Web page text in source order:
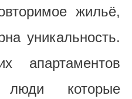
жильё,
уникальность.
апартаментов
люди которые